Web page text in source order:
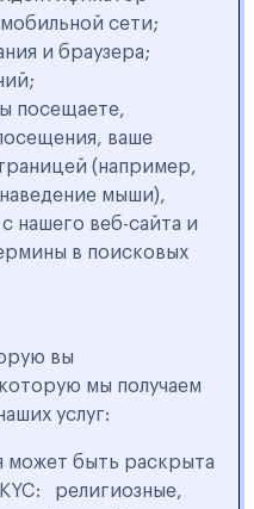
сети;
и браузера;
посещаете,
ваше
(например,
мыши),
нашего веб-сайта и
в поисковых
вы
мы получаем
услуг:
может быть раскрыта
религиозные,